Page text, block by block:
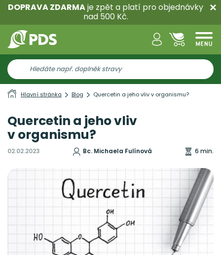
DOPRAVA ZDARMAje zpět a platí pro objednávky
nad 500 Kč.
Hlavní stránka Blog Quercetin a jeho vliv v organismu?
Quercetin a jeho vliv
v organismu?
02.02.2023 Bc. Michaela Fulínová 6 min.